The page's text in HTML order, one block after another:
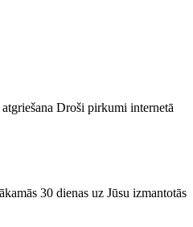
Droši pirkumi internetā
30 dienas uz Jūsu izmantotās